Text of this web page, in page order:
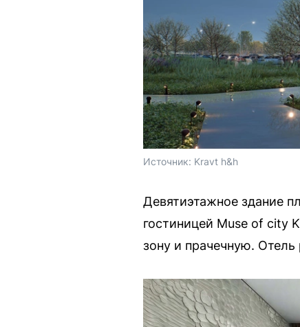
Источник: Kravt h&h
Девятиэтажное здание
гостиницей Muse of city
зону и прачечную. Отель